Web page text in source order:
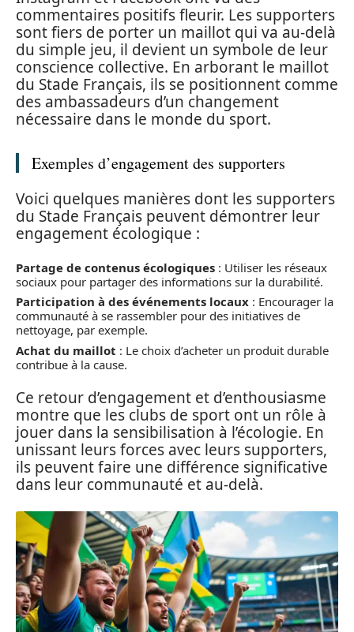
commentaires positifs fleurir. Les supporters
sont fiers de porter un maillot qui va au-delà
du simple jeu, il devient un symbole de leur
conscience collective. En arborant le maillot
du Stade Français, ils se positionnent comme
des ambassadeurs d’un changement
nécessaire dans le monde du sport.
Exemples d’engagement des supporters
Voici quelques manières dont les supporters
du Stade Français peuvent démontrer leur
engagement écologique :
Partage de contenus écologiques : Utiliser les réseaux
sociaux pour partager des informations sur la durabilité.
Participation à des événements locaux : Encourager la
communauté à se rassembler pour des initiatives de
nettoyage, par exemple.
Achat du maillot : Le choix d’acheter un produit durable
contribue à la cause.
Ce retour d’engagement et d’enthousiasme
montre que les clubs de sport ont un rôle à
jouer dans la sensibilisation à l’écologie. En
unissant leurs forces avec leurs supporters,
ils peuvent faire une différence significative
dans leur communauté et au-delà.